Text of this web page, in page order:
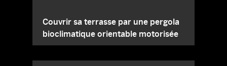
Couvrir sa terrasse par une pergola
bioclimatique orientable motorisée